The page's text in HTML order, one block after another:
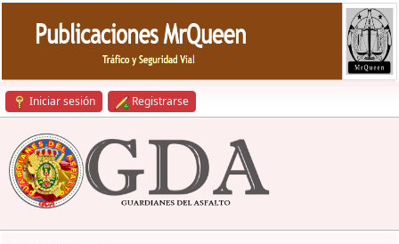
Iniciar sesión Registrarse